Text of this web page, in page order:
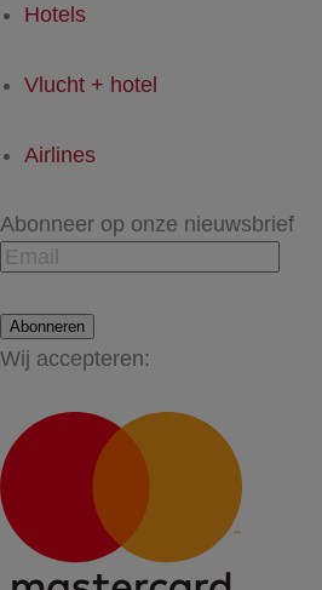
Hotels
Vlucht + hotel
Airlines
Abonneer op onze nieuwsbrief
Abonneren
Wij accepteren: